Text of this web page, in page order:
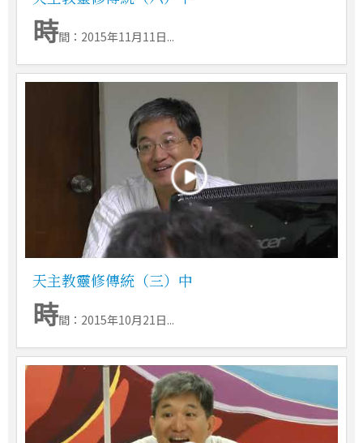
時間：2015年11月11日...
天主教靈修傳統（三）中
時間：2015年10月21日...